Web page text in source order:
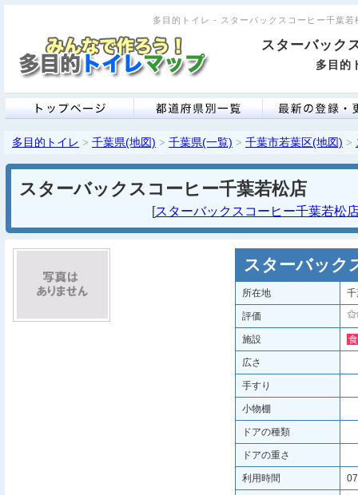
多目的トイレ - スターバックスコーヒー千葉
スターバック
多目的
多目的トイレ > 千葉県(地図) > 千葉県(一覧) > 千葉市若葉区(地図) >
スターバックスコーヒー千葉若松店
[スターバックスコーヒー千葉若松
スターバック
所在地
評価
施設 食
広さ
手すり
小物棚
ドアの種類
ドアの重さ
利用時間